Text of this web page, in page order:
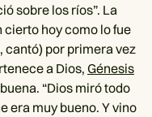
sobre los ríos”. La
cierto hoy como lo fue
cantó) por primera vez
a Dios, Génesis
“Dios miró todo
era muy bueno. Y vino